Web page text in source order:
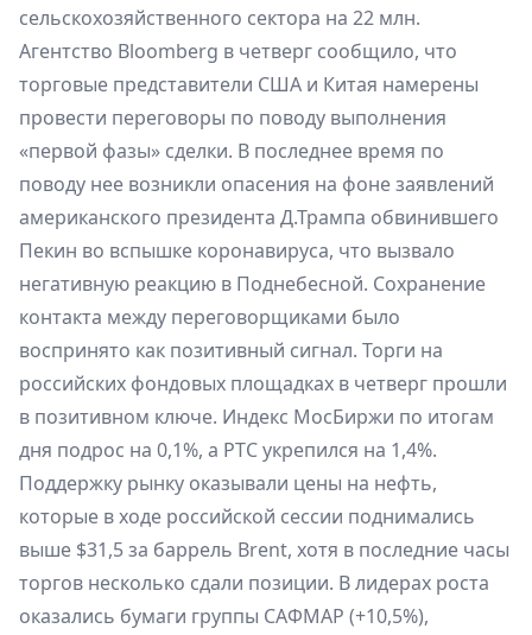
сельскохозяйственного сектора на 22 млн.
Агентство Bloomberg в четверг сообщило, что
торговые представители США и Китая намерены
провести переговоры по поводу выполнения
«первой фазы» сделки. В последнее время по
поводу нее возникли опасения на фоне заявлений
американского президента Д.Трампа обвинившего
Пекин во вспышке коронавируса, что вызвало
негативную реакцию в Поднебесной. Сохранение
контакта между переговорщиками было
воспринято как позитивный сигнал. Торги на
российских фондовых площадках в четверг прошли
в позитивном ключе. Индекс МосБиржи по итогам
дня подрос на 0,1%, а РТС укрепился на 1,4%.
Поддержку рынку оказывали цены на нефть,
которые в ходе российской сессии поднимались
выше $31,5 за баррель Brent, хотя в последние часы
торгов несколько сдали позиции. В лидерах роста
оказались бумаги группы САФМАР (+10,5%),